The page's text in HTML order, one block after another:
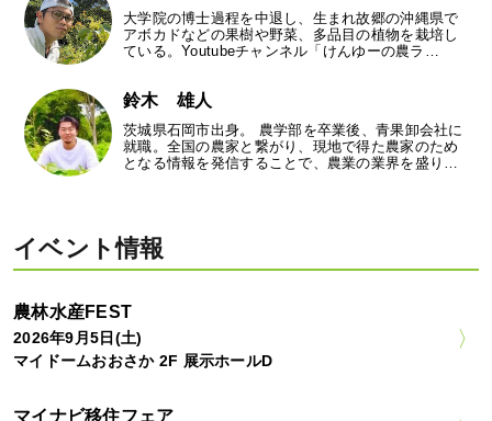
大学院の博士過程を中退し、生まれ故郷の沖縄県で
アボカドなどの果樹や野菜、多品目の植物を栽培し
ている。Youtubeチャンネル「けんゆーの農ラ…
鈴木 雄人
茨城県石岡市出身。 農学部を卒業後、青果卸会社に
就職。全国の農家と繋がり、現地で得た農家のため
となる情報を発信することで、農業の業界を盛り…
イベント情報
農林水産FEST
2026年9月5日(土)
マイドームおおさか 2F 展示ホールD
マイナビ移住フェア